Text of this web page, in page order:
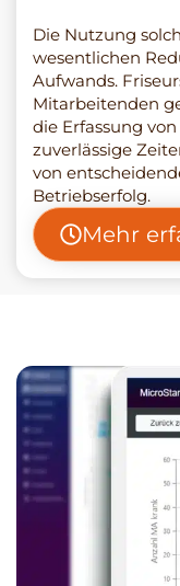
Die Nutzung
wesentlichen
Aufwands.
Mitarbeitenden
die Erfassung
zuverlässige
von
Betriebserfolg.
Mehr